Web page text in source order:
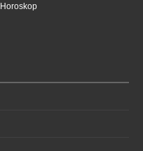
Horoskop